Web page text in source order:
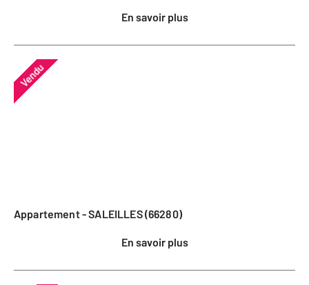
En savoir plus
Vendu
Appartement - SALEILLES (66280)
En savoir plus